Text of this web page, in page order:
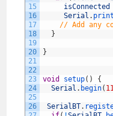
15
16
17
18
19
20
21
22
23
24
25
26
isConnected
Serial .
// Add any
}
}
void setup( )
{
Serial . begin(
SerialBT.